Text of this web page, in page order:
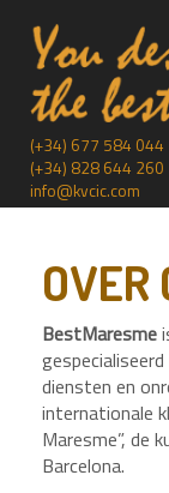
(+34) 677 584 044
(+34) 828 644 260
info@kvcic.com
OVER
BestMaresme
diensten en
internationale
Maresme”, de
Barcelona.